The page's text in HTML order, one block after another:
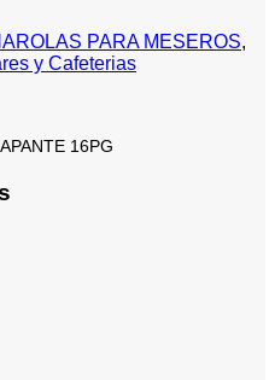
PARA MESEROS,
y Cafeterias
16PG